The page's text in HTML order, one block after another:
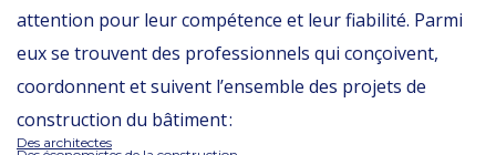
attention pour leur compétence et leur fiabilité. Parmi
eux se trouvent des professionnels qui conçoivent,
coordonnent et suivent l’ensemble des projets de
construction du bâtiment :
Des architectes